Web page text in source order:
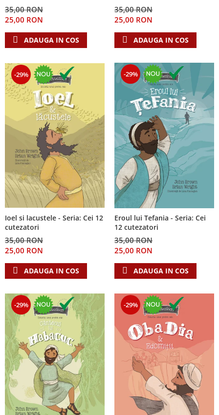
Dezvoltare personala
Mediu
35,00 RON
25,00 RON
ADAUGA IN COS
35,00 RON
25,00 RON
ADAUGA IN COS
-29%
Ioel si lacustele - Seria: Cei 12
cutezatori
35,00 RON
25,00 RON
ADAUGA IN COS
-29%
Eroul lui Tefania - Seria: Cei
12 cutezatori
35,00 RON
25,00 RON
ADAUGA IN COS
-29% -29%